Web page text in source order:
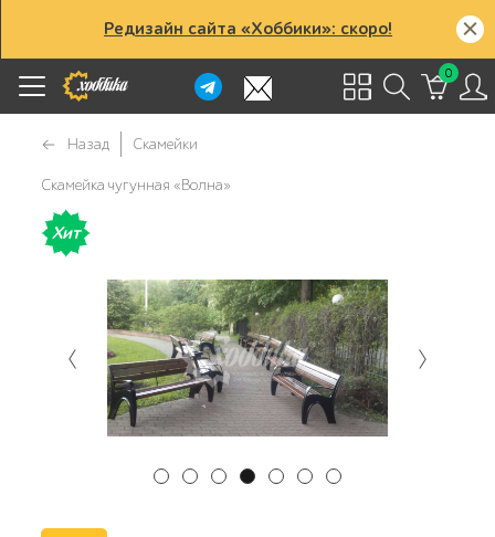
Редизайн сайта «Хоббики»: скоро!
0
Назад Скамейки
Скамейка чугунная «Волна»
Хит